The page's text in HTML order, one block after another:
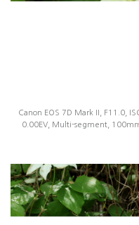
Canon EOS 7D Mark II, F11.0,
0.00EV, Multi-segment,